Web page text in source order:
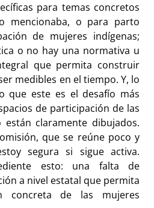
para temas concretos
mencionaba, o para parto
de mujeres indígenas;
o no hay una normativa u
que permita construir
medibles en el tiempo. Y, lo
que este es el desafío más
de participación de las
claramente dibujados.
que se reúne poco y
segura si sigue activa.
esto: una falta de
a nivel estatal que permita
concreta de las mujeres